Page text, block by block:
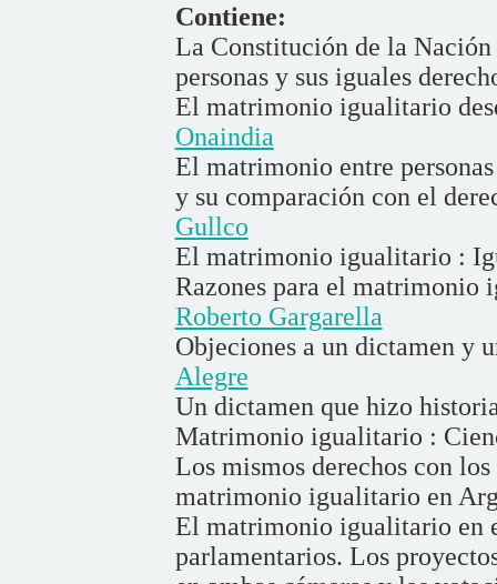
Contiene:
La Constitución de la
personas y sus iguales
El matrimonio igualitario
Onaindia
El matrimonio entre
y su comparación con el
Gullco
El matrimonio igualitario :
Razones para el matrimonio
Roberto Gargarella
Objeciones a un dictamen y
Alegre
Un dictamen que hizo
Matrimonio igualitario :
Los mismos derechos con
matrimonio igualitario en
El matrimonio igualitario en
parlamentarios. Los